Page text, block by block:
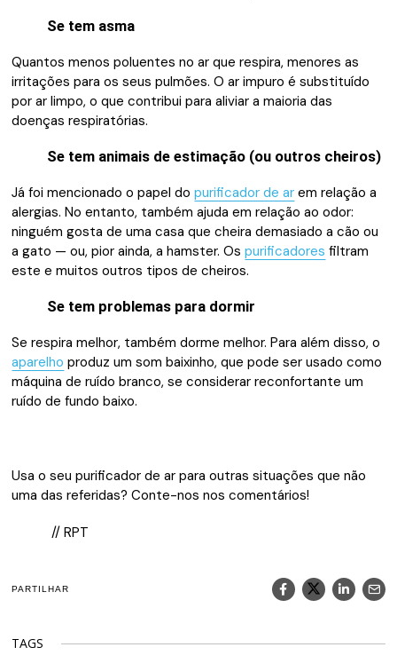
Se tem asma
Quantos menos poluentes no ar que respira, menores as
irritações para os seus pulmões. O ar impuro é substituído
por ar limpo, o que contribui para aliviar a maioria das
doenças respiratórias.
Se tem animais de estimação (ou outros cheiros)
Já foi mencionado o papel dopurificador de ar em relação a
alergias. No entanto, também ajuda em relação ao odor:
ninguém gosta de uma casa que cheira demasiado a cão ou
a gato — ou, pior ainda, a hamster. Ospurificadores filtram
este e muitos outros tipos de cheiros.
Se tem problemas para dormir
Se respira melhor, também dorme melhor. Para além disso, o
aparelho produz um som baixinho, que pode ser usado como
máquina de ruído branco, se considerar reconfortante um
ruído de fundo baixo.
Usa o seu purificador de ar para outras situações que não
uma das referidas? Conte-nos nos comentários!
// RPT
PARTILHAR
TAGS